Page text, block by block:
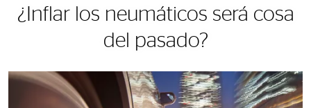
¿Inflar los neumáticos será cosa
del pasado?